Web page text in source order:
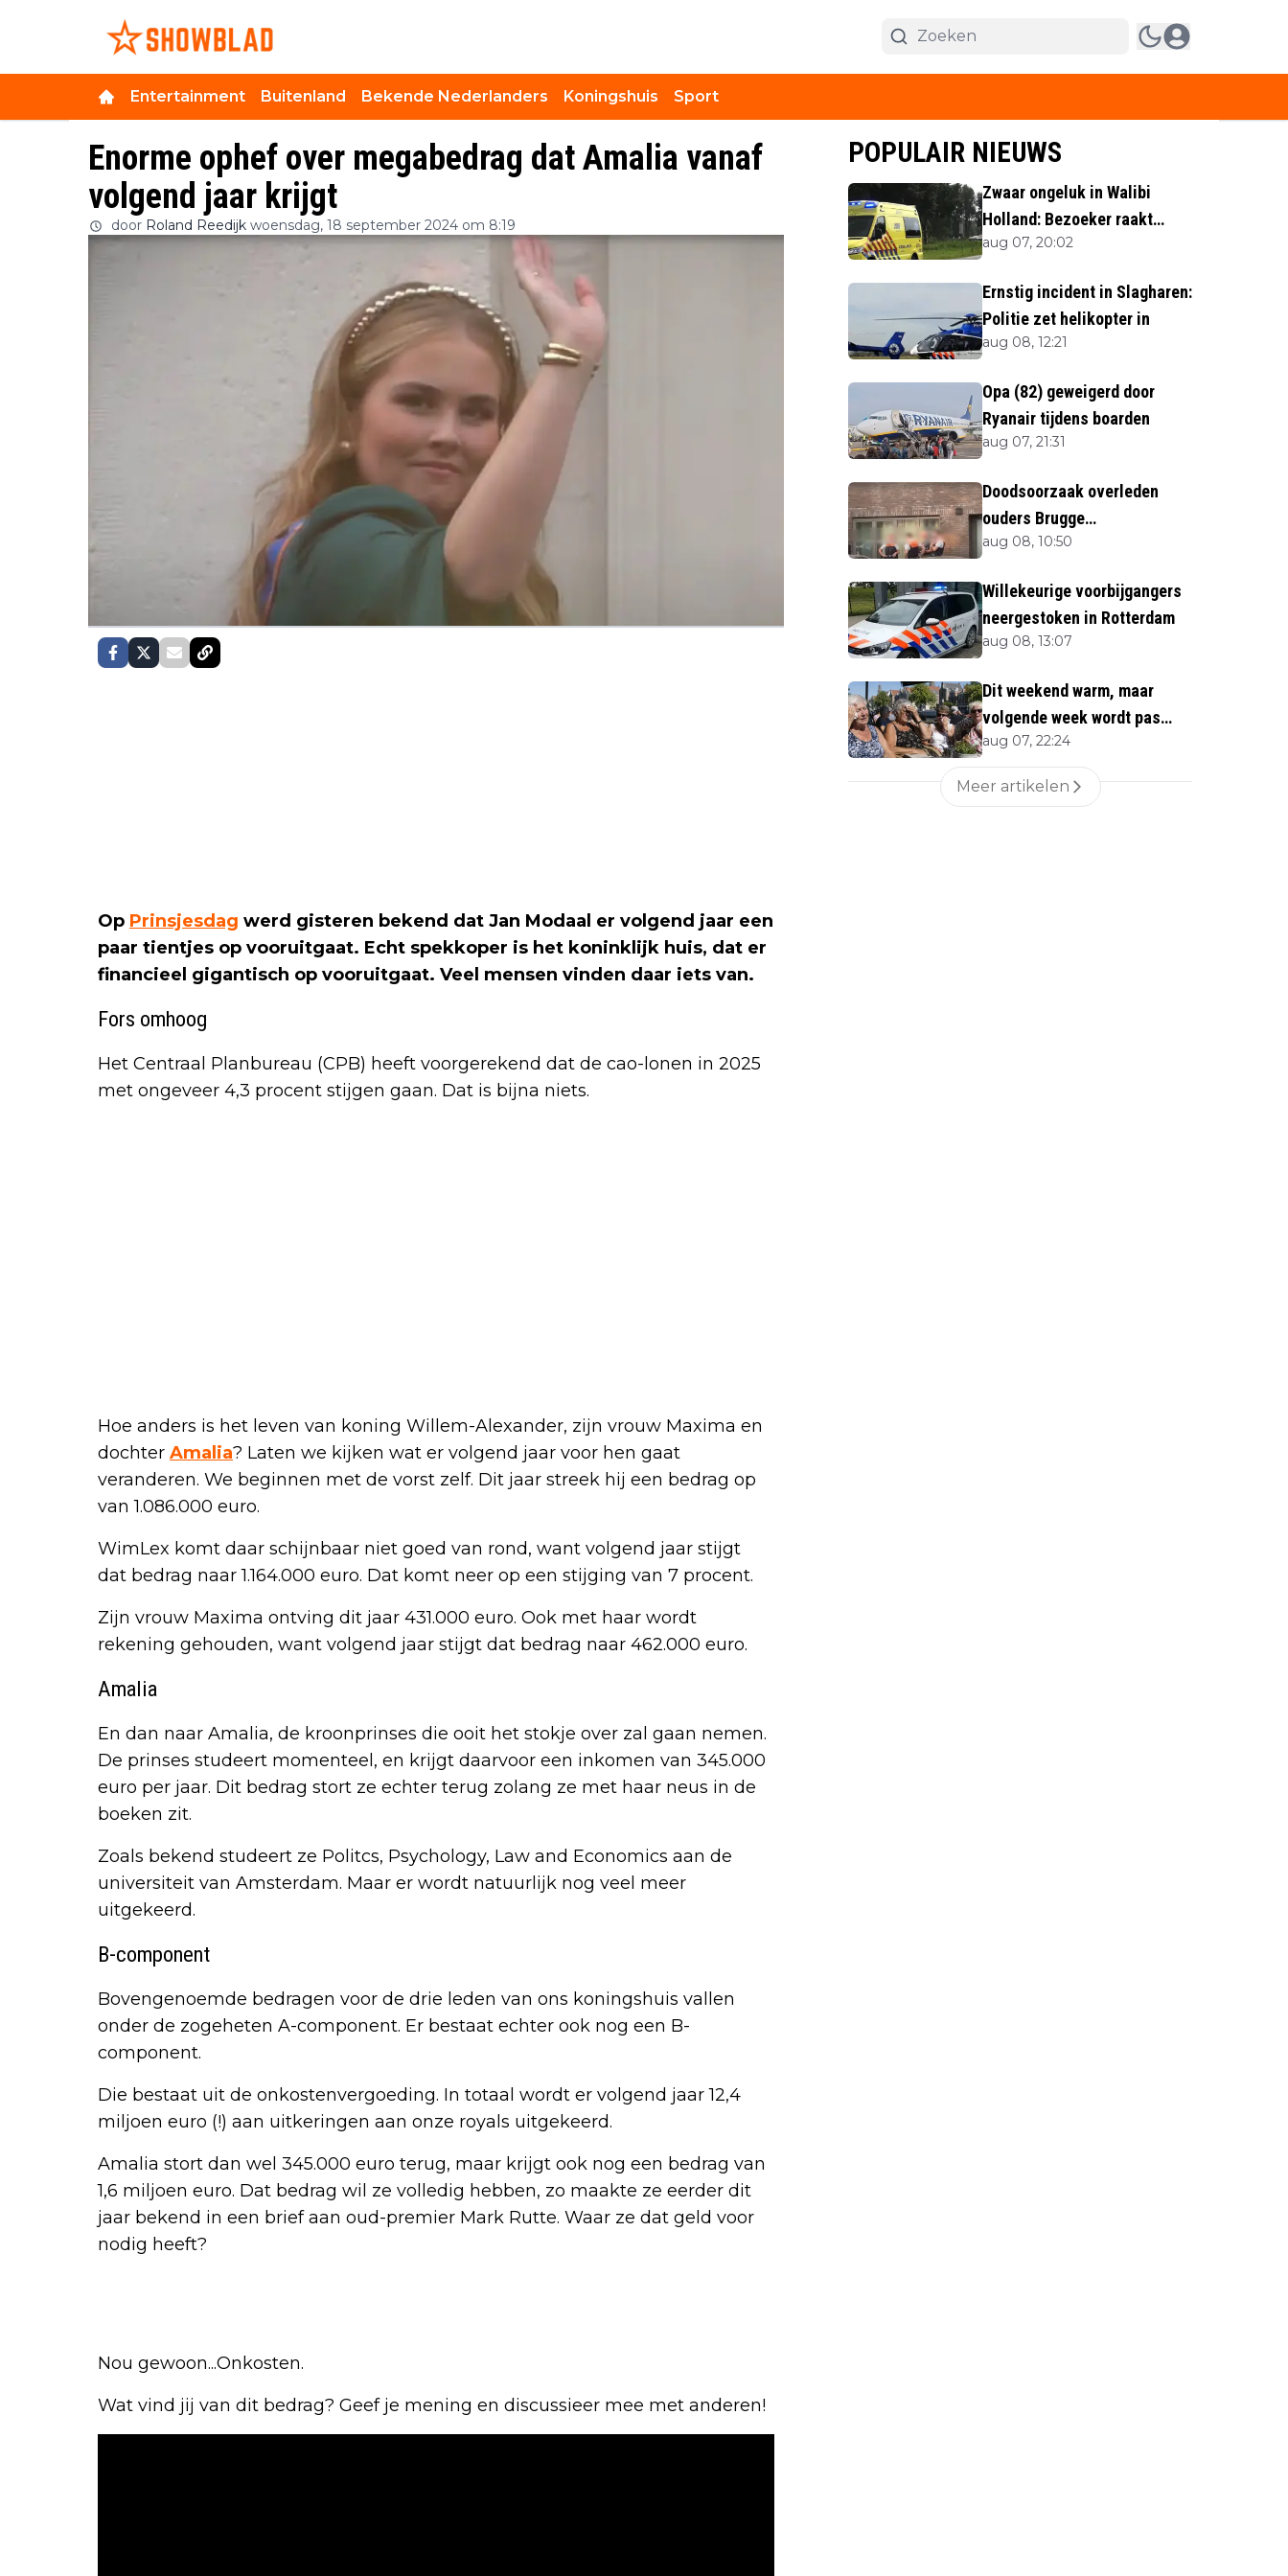
Entertainment Buitenland Bekende Nederlanders Koningshuis Sport
Enorme ophef over megabedrag dat Amalia vanaf
volgend jaar krijgt
door Roland Reedijk woensdag, 18 september 2024 om 8:19
Op Prinsjesdag werd gisteren bekend dat Jan Modaal er volgend jaar een
paar tientjes op vooruitgaat. Echt spekkoper is het koninklijk huis, dat er
financieel gigantisch op vooruitgaat. Veel mensen vinden daar iets van.
Fors omhoog
Het Centraal Planbureau (CPB) heeft voorgerekend dat de cao-lonen in 2025
met ongeveer 4,3 procent stijgen gaan. Dat is bijna niets.
Hoe anders is het leven van koning Willem-Alexander, zijn vrouw Maxima en
dochter Amalia? Laten we kijken wat er volgend jaar voor hen gaat
veranderen. We beginnen met de vorst zelf. Dit jaar streek hij een bedrag op
van 1.086.000 euro.
WimLex komt daar schijnbaar niet goed van rond, want volgend jaar stijgt
dat bedrag naar 1.164.000 euro. Dat komt neer op een stijging van 7 procent.
Zijn vrouw Maxima ontving dit jaar 431.000 euro. Ook met haar wordt
rekening gehouden, want volgend jaar stijgt dat bedrag naar 462.000 euro.
Amalia
En dan naar Amalia, de kroonprinses die ooit het stokje over zal gaan nemen.
De prinses studeert momenteel, en krijgt daarvoor een inkomen van 345.000
euro per jaar. Dit bedrag stort ze echter terug zolang ze met haar neus in de
boeken zit.
Zoals bekend studeert ze Politcs, Psychology, Law and Economics aan de
universiteit van Amsterdam. Maar er wordt natuurlijk nog veel meer
uitgekeerd.
B-component
Bovengenoemde bedragen voor de drie leden van ons koningshuis vallen
onder de zogeheten A-component. Er bestaat echter ook nog een B-
component.
Die bestaat uit de onkostenvergoeding. In totaal wordt er volgend jaar 12,4
miljoen euro (!) aan uitkeringen aan onze royals uitgekeerd.
Amalia stort dan wel 345.000 euro terug, maar krijgt ook nog een bedrag van
1,6 miljoen euro. Dat bedrag wil ze volledig hebben, zo maakte ze eerder dit
jaar bekend in een brief aan oud-premier Mark Rutte. Waar ze dat geld voor
nodig heeft?
Nou gewoon...Onkosten.
Wat vind jij van dit bedrag? Geef je mening en discussieer mee met anderen!
POPULAIR NIEUWS
Zwaar ongeluk in Walibi
Holland: Bezoeker raakt
lichaamsdeel kwijt
aug 07, 20:02
Ernstig incident in Slagharen:
Politie zet helikopter in
aug 08, 12:21
Opa (82) geweigerd door
Ryanair tijdens boarden
aug 07, 21:31
Doodsoorzaak overleden
ouders Brugge
bekendgemaakt
aug 08, 10:50
Willekeurige voorbijgangers
neergestoken in Rotterdam
aug 08, 13:07
Dit weekend warm, maar
volgende week wordt pas
écht heet
aug 07, 22:24
Meer artikelen